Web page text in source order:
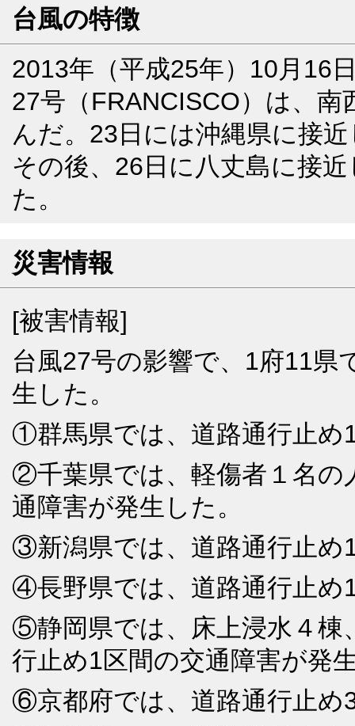
台風の特徴
2013年（平成25年）10月16
27号（FRANCISCO）は、
んだ。23日には沖縄県に接
その後、26日に八丈島に接
た。
災害情報
[被害情報]
台風27号の影響で、1府11県
生した。
①群馬県では、道路通行止め
②千葉県では、軽傷者１名の
通障害が発生した。
③新潟県では、道路通行止め
④長野県では、道路通行止め
⑤静岡県では、床上浸水４棟
行止め1区間の交通障害が発
⑥京都府では、道路通行止め